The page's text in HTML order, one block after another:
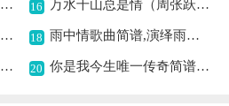
男人闯江湖歌曲简谱,尽显豪迈气概 16 万水千山总是情（周张跃配和弦）歌曲简谱,深情演绎山水情
甜甜的海门简谱,描绘海门甜美风情 18 雨中情歌曲简谱,演绎雨中的深情
我的亚细亚简谱,展现亚洲风情 20 你是我今生唯一传奇简谱,诠释深情之乐章